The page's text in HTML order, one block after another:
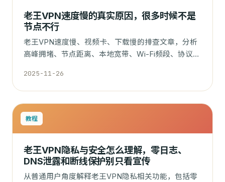
老王VPN速度慢的真实原因，很多时候不是
节点不行
老王VPN速度慢、视频卡、下载慢的排查文章，分析
高峰拥堵、节点距离、本地宽带、Wi-Fi频段、协议选
2025-11-26
教程
老王VPN隐私与安全怎么理解，零日志、
DNS泄露和断线保护别只看宣传
从普通用户角度解释老王VPN隐私相关功能，包括零